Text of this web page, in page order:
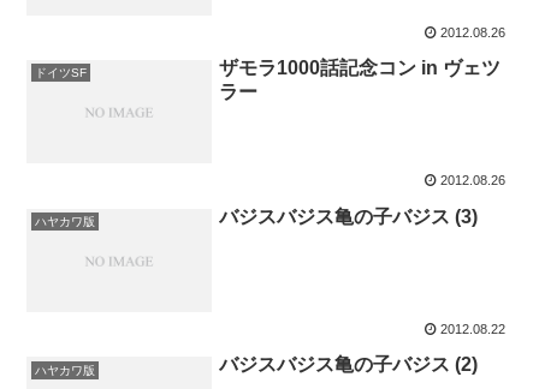
2012.08.26
ドイツSF
ザモラ1000話記念コン in ヴェツ
ラー
2012.08.26
ハヤカワ版 バジスバジス亀の子バジス (3)
2012.08.22
ハヤカワ版 バジスバジス亀の子バジス (2)